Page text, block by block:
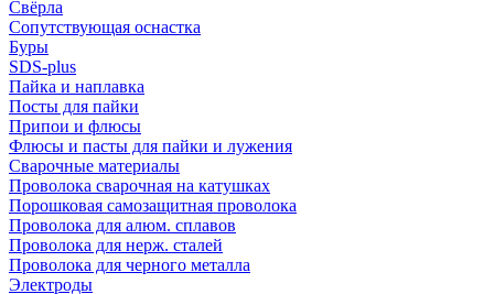
Свёрла
Сопутствующая оснастка
Буры
SDS-plus
Пайка и наплавка
Посты для пайки
Припои и флюсы
Флюсы и пасты для пайки и лужения
Сварочные материалы
Проволока сварочная на катушках
Порошковая самозащитная проволока
Проволока для алюм. сплавов
Проволока для нерж. сталей
Проволока для черного металла
Электроды